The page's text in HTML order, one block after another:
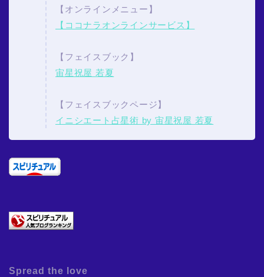
【オンラインメニュー】
【ココナラオンラインサービス】
【フェイスブック】
宙星祝屋 若夏
【フェイスブックページ】
イニシエート占星術 by 宙星祝屋 若夏
Spread the love